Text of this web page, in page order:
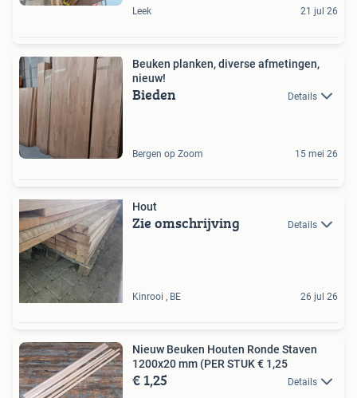
Leek 21 jul 26
Beuken planken, diverse afmetingen,
nieuw!
Bieden Details
Bergen op Zoom 15 mei 26
Hout
Zie omschrijving Details
Kinrooi , BE 26 jul 26
Nieuw Beuken Houten Ronde Staven
1200x20 mm (PER STUK € 1,25
€ 1,25 Details